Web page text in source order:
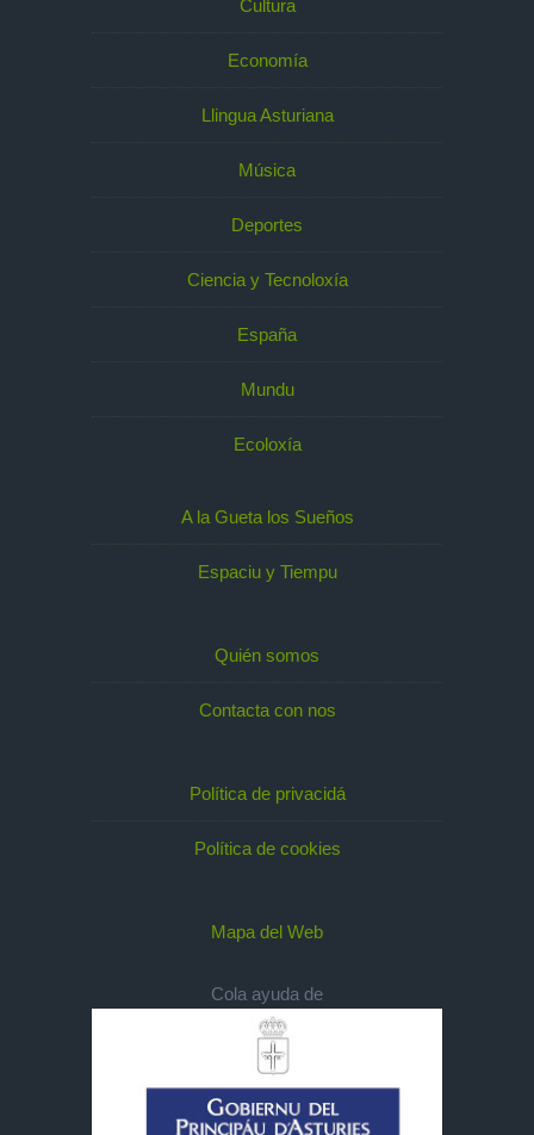
Cultura
Economía
Llingua Asturiana
Música
Deportes
Ciencia y Tecnoloxía
España
Mundu
Ecoloxía
A la Gueta los Sueños
Espaciu y Tiempu
Quién somos
Contacta con nos
Política de privacidá
Política de cookies
Mapa del Web
Cola ayuda de